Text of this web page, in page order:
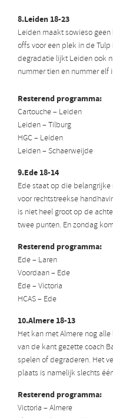
8.Leiden 18-23
Leiden maakt sowieso
offs voor een plek in de
degradatie lijkt Leiden ook
nummer tien en nummer elf
Resterend programma:
Cartouche – Leiden
Leiden – Tilburg
HGC – Leiden
Leiden – Schaerweijde
9.Ede 18-14
Ede staat op die
voor rechtstreekse
is niet heel groot op de
twee punten. En zondag
Resterend programma:
Ede – Laren
Voordaan – Ede
Ede – Victoria
HCAS – Ede
10.Almere 18-13
Het kan met Almere nog
van de kant gezette coach
spelen of degraderen. Het
plaats is namelijk slechts
Resterend programma:
Victoria – Almere